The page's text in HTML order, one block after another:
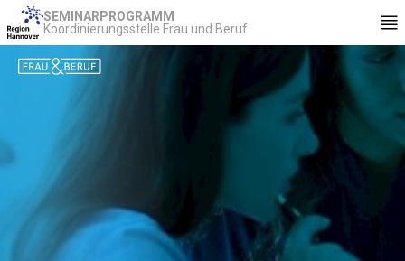
SEMINARPROGRAMM
Koordinierungsstelle Frau und Beruf